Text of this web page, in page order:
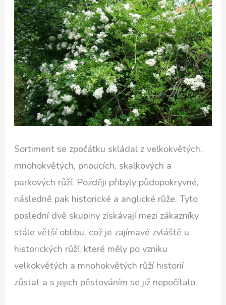
Sortiment se zpočátku skládal z velkokvětých,
mnohokvětých, pnoucích, skalkových a
parkových růží. Později přibyly půdopokryvné,
následně pak historické a anglické růže. Tyto
poslední dvě skupiny získávají mezi zákazníky
stále větší oblibu, což je zajímavé zvláště u
historických růží, které měly po vzniku
velkokvětých a mnohokvětých růží historií
zůstat a s jejich pěstováním se již nepočítalo.